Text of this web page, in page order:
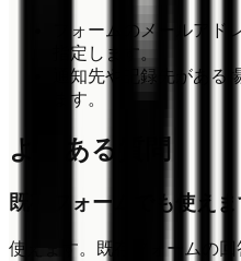
フォームのメールアド
指定します。
通知先や記録先がある
ます。
よくある質問
既存フォームでも使えま
使えます。既存フォームの